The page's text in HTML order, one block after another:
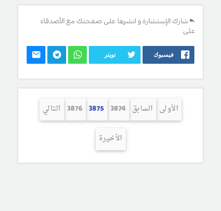
شارك الإستشارة و انشرها على صفحتك مع الأصدقاء
على:
فيسبوك تويتر
الأولى السابق 3874
3875
3876 التالي
الأخيرة